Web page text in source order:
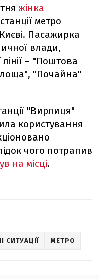
жінка
метро
Пасажирка
влади,
– "Поштова
"Почайна"
"Вирлиця"
користування
чого потрапив
на місці.
СИТУАЦІЇ МЕТРО